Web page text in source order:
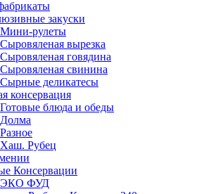
закуски
Мини-рулеты
Сыровяленая вырезка
Сыровяленая говядина
Сыровяленая свинина
Сырные деликатесы
консервация
Готовые блюда и обеды
Долма
Разное
Хаш. Рубец
Консервации
ЭКО ФУД